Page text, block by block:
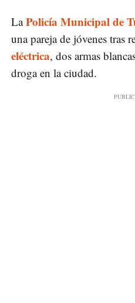
LaPolicía Municipal de
una pareja de jóvenes tras
eléctrica, dos armas
droga en la ciudad.